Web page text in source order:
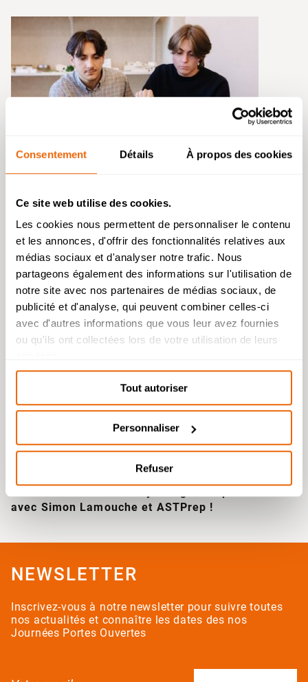
Consentement Détails À propos des cookies
Ce site web utilise des cookies.
Les cookies nous permettent de personnaliser le contenu
et les annonces, d'offrir des fonctionnalités relatives aux
médias sociaux et d'analyser notre trafic. Nous
partageons également des informations sur l'utilisation de
notre site avec nos partenaires de médias sociaux, de
publicité et d'analyse, qui peuvent combiner celles-ci
avec d'autres informations que vous leur avez fournies
ou qu'ils ont collectées lors de votre utilisation de leurs
Tout autoriser
Personnaliser
Refuser
Posté le : 10 juin 2026
ENSA Lyon, Paris La Villette, Grenoble…
Découvrez les admissions de nos étudiants en
Prépa Architecture !
avec Simon Lamouche et ASTPrep !
NEWSLETTER
Inscrivez-vous à notre newsletter pour suivre toutes
nos actualités et connaître les dates des nos
Journées Portes Ouvertes
Admission 2026
Bachelor Management Innovation et
Humanités : reprise de l’étude des
dossiers de candidature à partir du 26
août.
Bachelor Design d’Espace et Prépa
étudiés durant l’été.